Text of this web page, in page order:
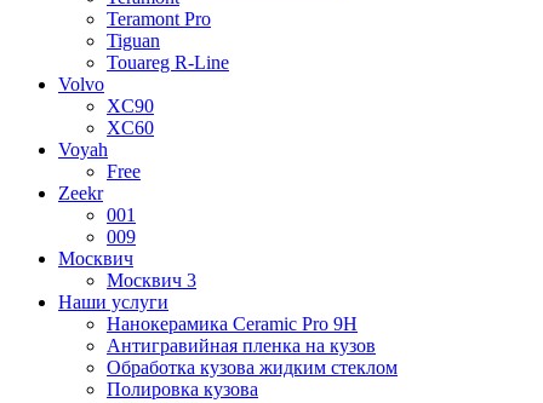
Teramont Pro
Tiguan
Touareg R-Line
Volvo
XC90
XC60
Voyah
Free
Zeekr
001
009
Москвич
Москвич 3
Наши услуги
Нанокерамика Ceramic Pro 9H
Антигравийная пленка на кузов
Обработка кузова жидким стеклом
Полировка кузова